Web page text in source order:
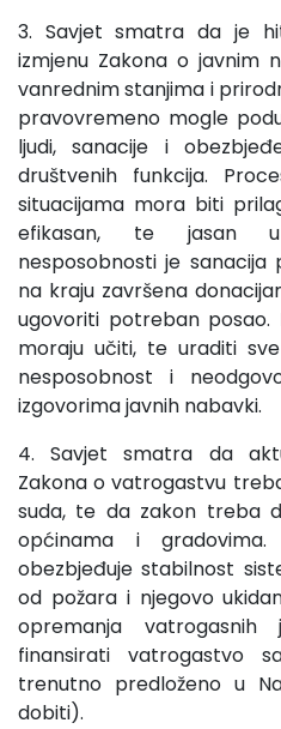
3. Savjet smatra da je
izmjenu Zakona o javnim
vanrednim stanjima i
pravovremeno mogle
ljudi, sanacije i
društvenih funkcija.
situacijama mora biti
efikasan, te jasan u
nesposobnosti je sanacija
na kraju završena
ugovoriti potreban
moraju učiti, te uraditi
nesposobnost i
izgovorima javnih nabavki.
4. Savjet smatra da
Zakona o vatrogastvu
suda, te da zakon treba
općinama i
obezbjeđuje stabilnost
od požara i njegovo
opremanja
finansirati vatrogastvo
trenutno predloženo u
dobiti).